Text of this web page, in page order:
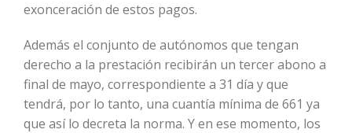
exonceración de estos pagos.
Además el conjunto de autónomos que tengan
derecho a la prestación recibirán un tercer abono a
final de mayo, correspondiente a 31 día y que
tendrá, por lo tanto, una cuantía mínima de 661 ya
que así lo decreta la norma. Y en ese momento, los